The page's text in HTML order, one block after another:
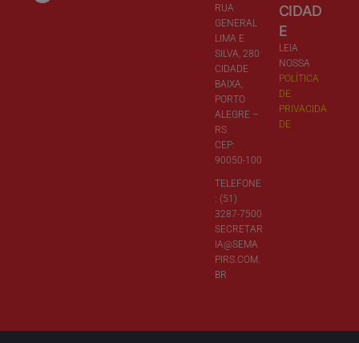
RUA
GENERAL
LIMA E
SILVA, 280
CIDADE
BAIXA,
PORTO
ALEGRE –
RS
CEP:
90050-100
TELEFONE
: (51)
3287-7500
SECRETAR
IA@SEMA
PIRS.COM.
BR
CIDAD
E
LEIA
NOSSA
POLÍTICA
DE
PRIVACIDA
DE